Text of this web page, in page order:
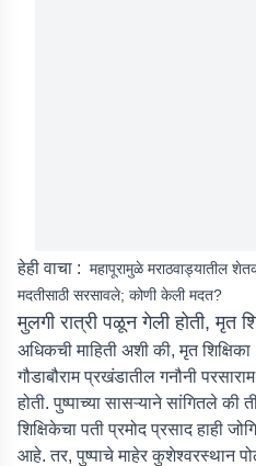
हेही वाचा : महापूरामुळे मराठवाड्यातील
मदतीसाठी सरसावले; कोणी केली मदत?
मुलगी रात्री पळून गेली होती, मृत
अधिकची माहिती अशी की, मृत
गौडाबौराम प्रखंडातील गनौनी
होती. पुष्पाच्या सासऱ्याने सांगितले की
शिक्षिकेचा पती प्रमोद प्रसाद हाही
आहे. तर, पुष्पाचे माहेर कुशेश्वरस्थान